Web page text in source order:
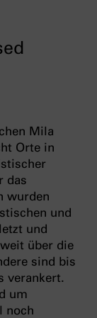
Mila
Orte in
das
wurden
und
und
über die
sind bis
verankert.
um
noch